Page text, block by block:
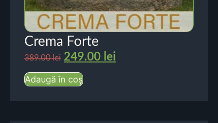
Crema Forte
389.00lei 249.00 lei
Adaugă în coș